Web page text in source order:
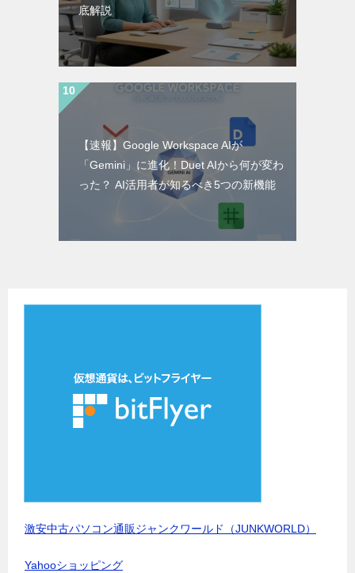
底解説
【速報】Google Workspace AIが
「Gemini」に進化！Duet AIから何が変わ
った？ AI活用者が知るべき5つの新機能
激安中古パソコン通販ジャンクワールド（JUNKWORLD）
Yahooショッピング